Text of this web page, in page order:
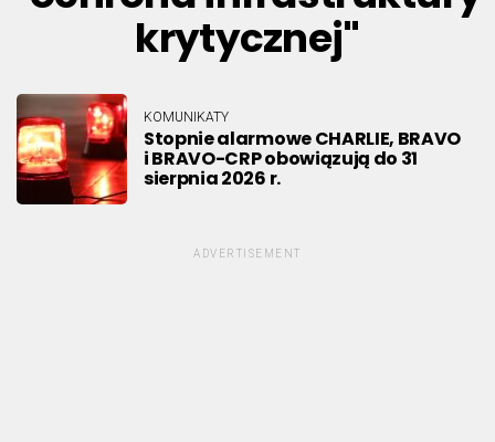
krytycznej"
KOMUNIKATY
Stopnie alarmowe CHARLIE, BRAVO
i BRAVO-CRP obowiązują do 31
sierpnia 2026 r.
ADVERTISEMENT